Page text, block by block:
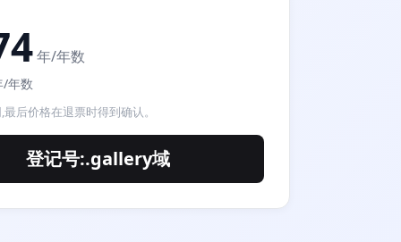
年/年数
/年数
后价格在退票时得到确认。
登记号:.gallery域